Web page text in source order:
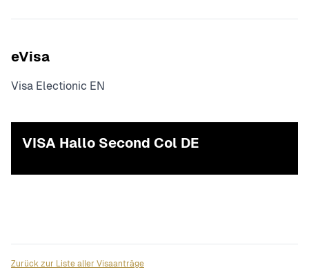
eVisa
Visa Electionic EN
VISA Hallo Second Col DE
Zurück zur Liste aller Visaanträge